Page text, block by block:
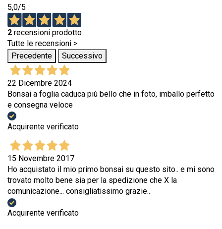
5,0/5
2 recensioni prodotto
Tutte le recensioni >
Precedente
Successivo
22 Dicembre 2024
Bonsai a foglia caduca più bello che in foto, imballo perfetto
e consegna veloce
Acquirente verificato
15 Novembre 2017
Ho acquistato il mio primo bonsai su questo sito.. e mi sono
trovato molto bene sia per la spedizione che X la
comunicazione... consigliatissimo grazie..
Acquirente verificato